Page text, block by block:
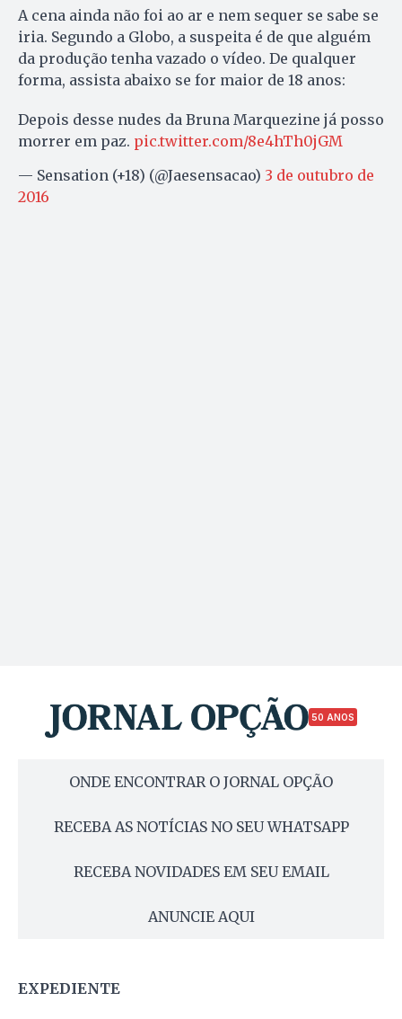
A cena ainda não foi ao ar e nem sequer se sabe se
iria. Segundo a Globo, a suspeita é de que alguém
da produção tenha vazado o vídeo. De qualquer
forma, assista abaixo se for maior de 18 anos:
Depois desse nudes da Bruna Marquezine já posso
morrer em paz. pic.twitter.com/8e4hTh0jGM
— Sensation (+18) (@Jaesensacao) 3 de outubro de
2016
50 ANOS
ONDE ENCONTRAR O JORNAL OPÇÃO
RECEBA AS NOTÍCIAS NO SEU WHATSAPP
RECEBA NOVIDADES EM SEU EMAIL
ANUNCIE AQUI
EXPEDIENTE